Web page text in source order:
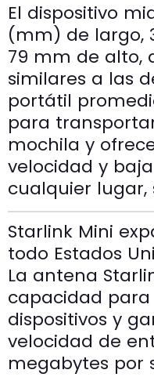
El dispositivo
(mm) de largo,
79 mm de alto,
similares a las
portátil
para
mochila y
velocidad y
cualquier
Starlink Mini
todo Estados
La antena
capacidad para
dispositivos y
velocidad de
megabytes por